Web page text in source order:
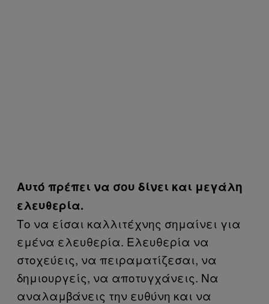
Αυτό πρέπει να σου δίνει και μεγάλη
ελευθερία.
Το να είσαι καλλιτέχνης σημαίνει για
εμένα ελευθερία. Ελευθερία να
στοχεύεις, να πειραματίζεσαι, να
δημιουργείς, να αποτυγχάνεις. Να
αναλαμβάνεις την ευθύνη και να